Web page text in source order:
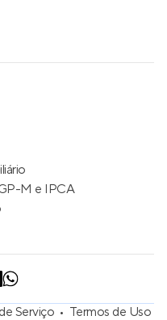
M e IPCA
Serviço Termos de Uso